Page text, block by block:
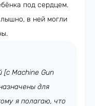
под сердцем.
в ней могли
Machine Gun
для
я полагаю, что